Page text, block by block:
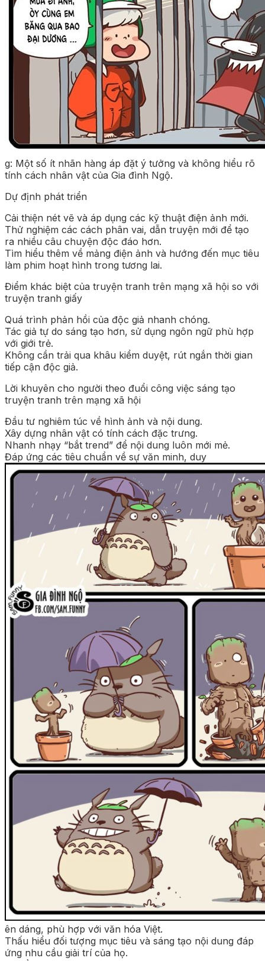
g: Một số ít nhãn hàng áp đặt ý tưởng và không hiểu rõ
tính cách nhân vật của Gia đình Ngộ.
Dự định phát triển
Cải thiện nét vẽ và áp dụng các kỹ thuật điện ảnh mới.
Thử nghiệm các cách phân vai, dẫn truyện mới để tạo
ra nhiều câu chuyện độc đáo hơn.
Tìm hiểu thêm về mảng điện ảnh và hướng đến mục tiêu
làm phim hoạt hình trong tương lai.
Điểm khác biệt của truyện tranh trên mạng xã hội so với
truyện tranh giấy
Quá trình phản hồi của độc giả nhanh chóng.
Tác giả tự do sáng tạo hơn, sử dụng ngôn ngữ phù hợp
với giới trẻ.
Không cần trải qua khâu kiểm duyệt, rút ngắn thời gian
tiếp cận độc giả.
Lời khuyên cho người theo đuổi công việc sáng tạo
truyện tranh trên mạng xã hội
Đầu tư nghiêm túc về hình ảnh và nội dung.
Xây dựng nhân vật có tính cách đặc trưng.
Nhanh nhạy “bắt trend” để nội dung luôn mới mẻ.
Đáp ứng các tiêu chuẩn về sự văn minh, duy
ên dáng, phù hợp với văn hóa Việt.
Thấu hiểu đối tượng mục tiêu và sáng tạo nội dung đáp
ứng nhu cầu giải trí của họ.